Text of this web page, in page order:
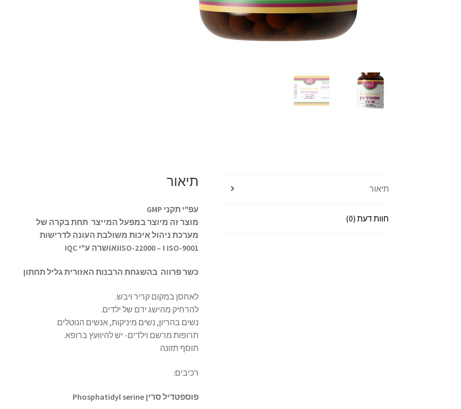
תיאור
חוות דעת (0)
תיאור
עפ"י תקני GMP
מוצר זה מיוצר במפעל המייצר תחת בקרה של
מערכת ניהול איכות משולבת העונה לדרישות
ISO-9001 ו – ISO-22000ואושרה ע"י IQC
כשר פרווה בהשגחת הרבנות האזורית גליל תחתון
לאחסן במקום קריר ויבש.
להרחיק מהישג ידם של ילדים.
נשים בהריון, נשים מיניקות, אנשים הנוטלים
תרופות מרשם וילדים- יש להיוועץ ברופא.
תוסף תזונה
רכיבים:
פוספטדיל סרין Phosphatidyl serine